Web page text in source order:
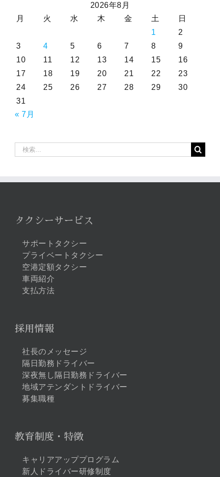
2026年8月
月
火 水 木 金 土
日
1
2
3
4 5 6 7 8
9
10
11 12 13 14 15
16
17
18 19 20 21 22
23
24
25 26 27 28 29
30
31
« 7月
索
タクシーサービス
サポートタクシー
プライベートタクシー
空港定額タクシー
車両紹介
支払方法
採用情報
社長のメッセージ
隔日勤務ドライバー
深夜無し隔日勤務ドライバー
地域アテンダントドライバー
募集職種
教育制度・特徴
キャリアアッププログラム
新人ドライバー研修制度